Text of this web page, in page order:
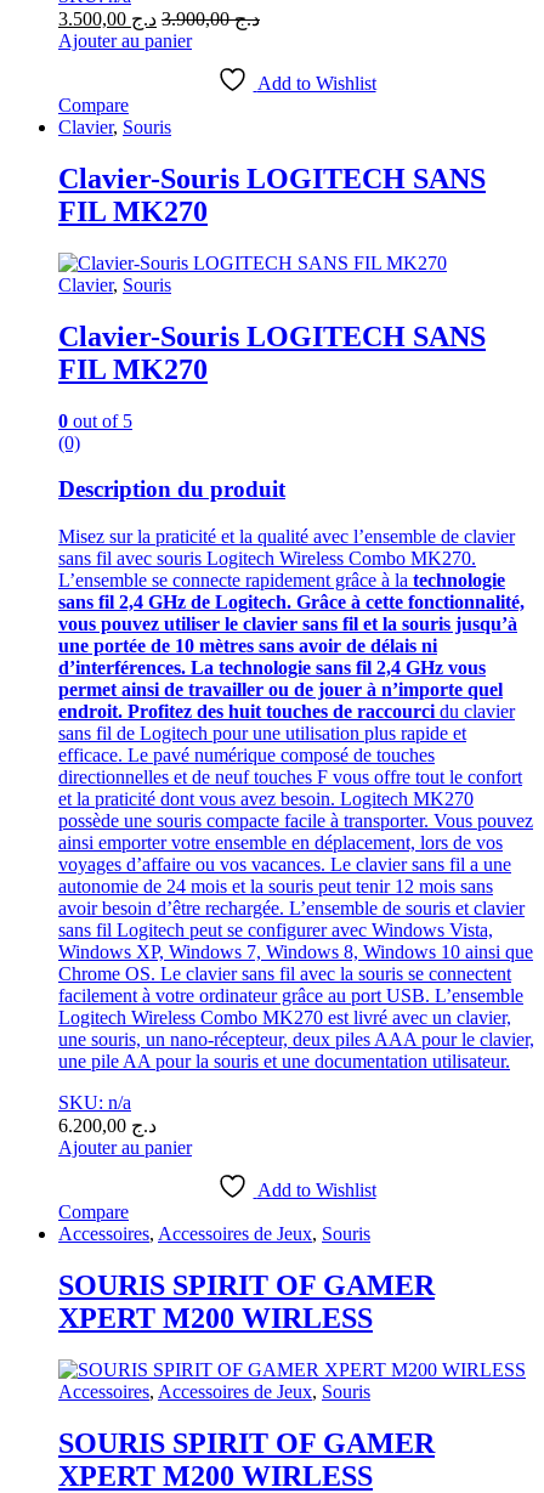
د.ج
د.ج3.900,00
Ajouter au panier
Add to Wishlist
Compare
Clavier, Souris
Clavier-Souris LOGITECH SANS
FIL MK270
Clavier, Souris
Clavier-Souris LOGITECH SANS
FIL MK270
0 out of 5
(0)
Description du produit
Misez sur la praticité et la qualité avec l’ensemble de clavier
sans fil avec souris Logitech Wireless Combo MK270.
L’ensemble se connecte rapidement grâce à la technologie
sans fil 2,4 GHz de Logitech. Grâce à cette fonctionnalité,
vous pouvez utiliser le clavier sans fil et la souris jusqu’à
une portée de 10 mètres sans avoir de délais ni
d’interférences. La technologie sans fil 2,4 GHz vous
permet ainsi de travailler ou de jouer à n’importe quel
endroit. Profitez des huit touches de raccourci du clavier
sans fil de Logitech pour une utilisation plus rapide et
efficace. Le pavé numérique composé de touches
directionnelles et de neuf touches F vous offre tout le confort
et la praticité dont vous avez besoin. Logitech MK270
possède une souris compacte facile à transporter. Vous pouvez
ainsi emporter votre ensemble en déplacement, lors de vos
voyages d’affaire ou vos vacances. Le clavier sans fil a une
autonomie de 24 mois et la souris peut tenir 12 mois sans
avoir besoin d’être rechargée. L’ensemble de souris et clavier
sans fil Logitech peut se configurer avec Windows Vista,
Windows XP, Windows 7, Windows 8, Windows 10 ainsi que
Chrome OS. Le clavier sans fil avec la souris se connectent
facilement à votre ordinateur grâce au port USB. L’ensemble
Logitech Wireless Combo MK270 est livré avec un clavier,
une souris, un nano-récepteur, deux piles AAA pour le clavier,
une pile AA pour la souris et une documentation utilisateur.
SKU: n/a
د.ج
Ajouter au panier
Add to Wishlist
Compare
Accessoires, Accessoires de Jeux, Souris
SOURIS SPIRIT OF GAMER
XPERT M200 WIRLESS
Accessoires, Accessoires de Jeux, Souris
SOURIS SPIRIT OF GAMER
XPERT M200 WIRLESS